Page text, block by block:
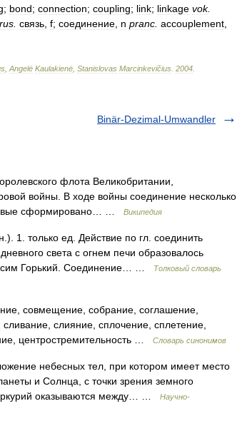
; bond; connection; coupling; link; linkage vok.
rus связь f; соединение n pranc accouplement
Angelė Kaulakienė Stanislovas Marcinkevičius 2004
Binär-Dezimal-Umwandler
флота Великобритании,
войны. В ходе войны соединение несколько
сформировано… …
Википедия
только ед. Действие по гл. соединить
света с огнем печи образовалось
Горький. Соединение… …
Толковый словарь
совмещение, собрание, соглашение,
слияние, сплочение, сплетение,
центростремительность …
Словарь синонимов
небесных тел, при котором имеет место
и Солнца, с точки зрения земного
оказываются между… …
Научно-